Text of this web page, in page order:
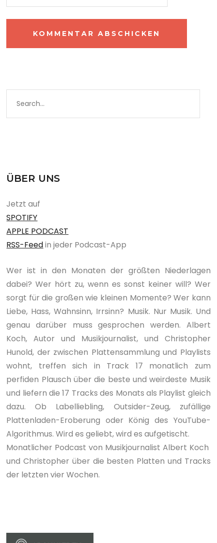
ÜBER UNS
Jetzt auf
SPOTIFY
APPLE PODCAST
RSS-Feedin jeder Podcast-App
Wer ist in den Monaten der größten Niederlagen
dabei? Wer hört zu, wenn es sonst keiner will? Wer
sorgt für die großen wie kleinen Momente? Wer kann
Liebe, Hass, Wahnsinn, Irrsinn? Musik. Nur Musik. Und
genau darüber muss gesprochen werden. Albert
Koch, Autor und Musikjournalist, und Christopher
Hunold, der zwischen Plattensammlung und Playlists
wohnt, treffen sich in Track 17 monatlich zum
perfiden Plausch über die beste und weirdeste Musik
und liefern die 17 Tracks des Monats als Playlist gleich
dazu. Ob Labelliebling, Outsider-Zeug, zufällige
Plattenladen-Eroberung oder König des YouTube-
Algorithmus. Wird es geliebt, wird es aufgetischt.
Monatlicher Podcast von Musikjournalist Albert Koch
und Christopher über die besten Platten und Tracks
der letzten vier Wochen.